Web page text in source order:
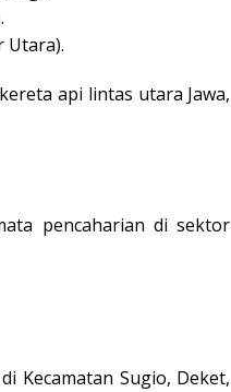
Utara).
api lintas utara Jawa,
pencaharian di sektor
Kecamatan Sugio, Deket,